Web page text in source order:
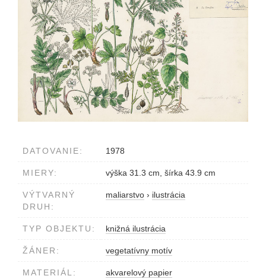
DATOVANIE: 1978
MIERY: výška 31.3 cm, šírka 43.9 cm
VÝTVARNÝ
DRUH:
maliarstvo › ilustrácia
TYP OBJEKTU: knižná ilustrácia
ŽÁNER: vegetatívny motív
MATERIÁL:
akvarelový papier